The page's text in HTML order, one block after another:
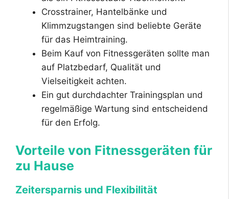
Crosstrainer, Hantelbänke und
Klimmzugstangen sind beliebte Geräte
für das Heimtraining.
Beim Kauf von Fitnessgeräten sollte man
auf Platzbedarf, Qualität und
Vielseitigkeit achten.
Ein gut durchdachter Trainingsplan und
regelmäßige Wartung sind entscheidend
für den Erfolg.
Vorteile von Fitnessgeräten für
zu Hause
Zeitersparnis und Flexibilität